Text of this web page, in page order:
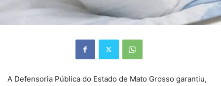
A Defensoria Pública do Estado de Mato Grosso garantiu,